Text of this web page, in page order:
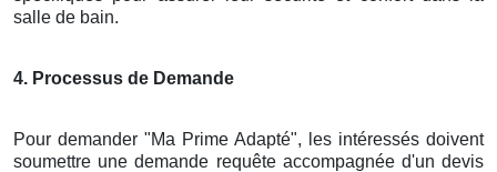
salle de bain.
4. Processus de Demande
Pour demander "Ma Prime Adapté", les intéressés doivent
soumettre une demande requête accompagnée d'un devis